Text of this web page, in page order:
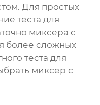
Для простых
теста для
миксера с
более сложных
теста для
миксер с